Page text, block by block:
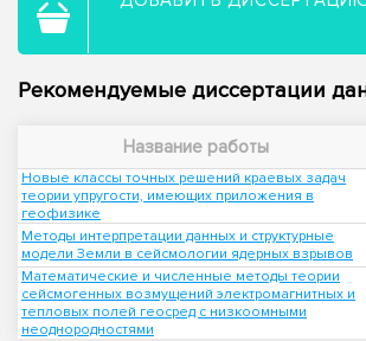
Рекомендуемые диссертации
Название работы
Новые классы точных решений краевых задач
теории упругости, имеющих приложения в
геофизике
Методы интерпретации данных и структурные
модели Земли в сейсмологии ядерных взрывов
Математические и численные методы теории
сейсмогенных возмущений электромагнитных и
тепловых полей геосред с низкоомными
неоднородностями